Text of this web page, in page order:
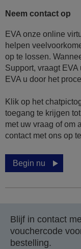
Neem contact op
EVA onze online
helpen
op te lossen.
Support, vraagt
EVA u door het
Klik op het
toegang te krijgen
met uw vraag of om
contact met ons op
Begin nu
Blijf in contact
vouchercode
bestelling.